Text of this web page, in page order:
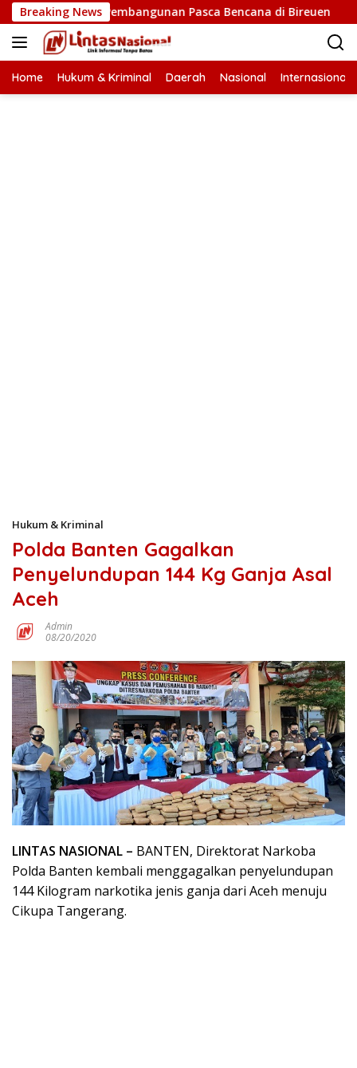
Langsung
ke
konten
Breaking News
Pembangunan Pasca Bencana di Bireuen
Home Hukum & Kriminal Daerah Nasional Internasional
Hukum & Kriminal
Polda Banten Gagalkan
Penyelundupan 144 Kg Ganja Asal
Aceh
Admin
08/20/2020
LINTAS NASIONAL – BANTEN, Direktorat Narkoba
Polda Banten kembali menggagalkan penyelundupan
144 Kilogram narkotika jenis ganja dari Aceh menuju
Cikupa Tangerang.